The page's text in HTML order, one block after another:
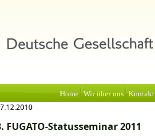
Home Wir über uns Kontakt
FUGATO-Statusseminar 2011